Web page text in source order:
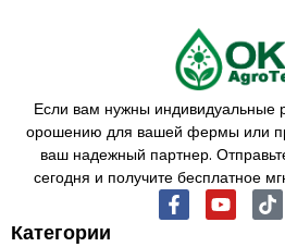
Если вам нужны индивидуальные
орошению для вашей фермы или
ваш надежный партнер.
сегодня и получите бесплатное
Категории